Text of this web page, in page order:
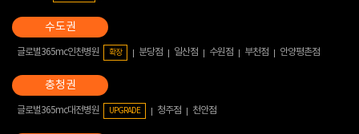
글로벌365mc인천병원 확장 분당점 일산점 수원점 부천점 안양평촌점
글로벌365mc대전병원 UPGRADE 청주점 천안점